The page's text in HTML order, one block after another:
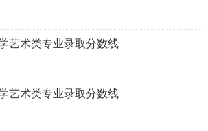
艺术类专业录取分数线
艺术类专业录取分数线